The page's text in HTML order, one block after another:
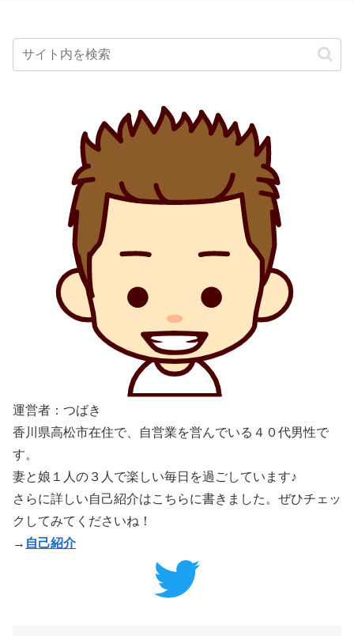
運営者：つばき
香川県高松市在住で、自営業を営んでいる４０代男性で
す。
妻と娘１人の３人で楽しい毎日を過ごしています♪
さらに詳しい自己紹介はこちらに書きました。ぜひチェッ
クしてみてくださいね！
→ 自己紹介